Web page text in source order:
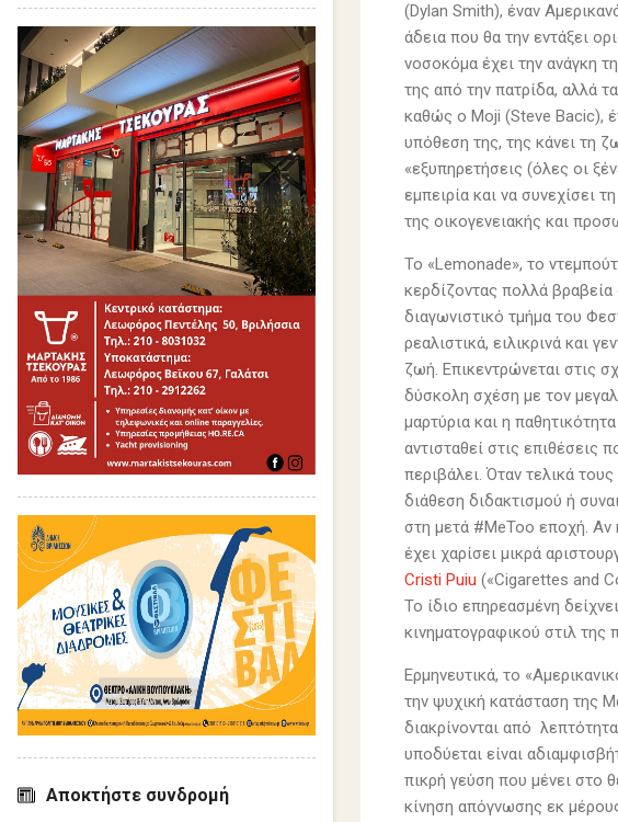
(Dylan Smith), έναν
άδεια που θα την εντάξει
νοσοκόμα έχει την ανάγκη
της από την πατρίδα, αλλά
καθώς ο Moji (Steve Bacic),
υπόθεση της, της κάνει τη
«εξυπηρετήσεις (όλες οι
εμπειρία και να συνεχίσει
της οικογενειακής και
Το «Lemonade», το
κερδίζοντας πολλά
διαγωνιστικό τμήμα του
ρεαλιστικά, ειλικρινά και
ζωή. Επικεντρώνεται στις
δύσκολη σχέση με τον
μαρτύρια και η
αντισταθεί στις επιθέσεις
περιβάλει. Όταν τελικά
διάθεση διδακτισμού ή
στη μετά #MeToo εποχή. Αν
έχει χαρίσει μικρά
Cristi Puiu («Cigarettes and
Το ίδιο επηρεασμένη
κινηματογραφικού στιλ της
Ερμηνευτικά, το
την ψυχική κατάσταση της
διακρίνονται από
υποδύεται είναι
πικρή γεύση που μένει στο
κίνηση απόγνωσης εκ
Αποκτήστε συνδρομή